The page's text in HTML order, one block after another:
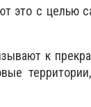
это с целью
к